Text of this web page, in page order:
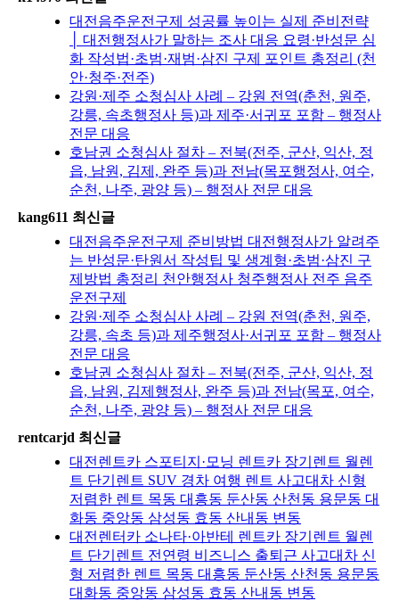
대전음주운전구제 성공률 높이는 실제 준비전략
│ 대전행정사가 말하는 조사 대응 요령·반성문 심
화 작성법·초범·재범·삼진 구제 포인트 총정리 (천
안·청주·전주)
강원·제주 소청심사 사례 – 강원 전역(춘천, 원주,
강릉, 속초행정사 등)과 제주·서귀포 포함 – 행정사
전문 대응
호남권 소청심사 절차 – 전북(전주, 군산, 익산, 정
읍, 남원, 김제, 완주 등)과 전남(목포행정사, 여수,
순천, 나주, 광양 등) – 행정사 전문 대응
kang611 최신글
대전음주운전구제 준비방법 대전행정사가 알려주
는 반성문·탄원서 작성팁 및 생계형·초범·삼진 구
제방법 총정리 천안행정사 청주행정사 전주 음주
운전구제
강원·제주 소청심사 사례 – 강원 전역(춘천, 원주,
강릉, 속초 등)과 제주행정사·서귀포 포함 – 행정사
전문 대응
호남권 소청심사 절차 – 전북(전주, 군산, 익산, 정
읍, 남원, 김제행정사, 완주 등)과 전남(목포, 여수,
순천, 나주, 광양 등) – 행정사 전문 대응
rentcarjd 최신글
대전렌트카 스포티지·모닝 렌트카 장기렌트 월렌
트 단기렌트 SUV 경차 여행 렌트 사고대차 신형
저렴한 렌트 목동 대흥동 둔산동 산천동 용문동 대
화동 중앙동 삼성동 효동 산내동 변동
대전렌터카 소나타·아반테 렌트카 장기렌트 월렌
트 단기렌트 전연령 비즈니스 출퇴근 사고대차 신
형 저렴한 렌트 목동 대흥동 둔산동 산천동 용문동
대화동 중앙동 삼성동 효동 산내동 변동